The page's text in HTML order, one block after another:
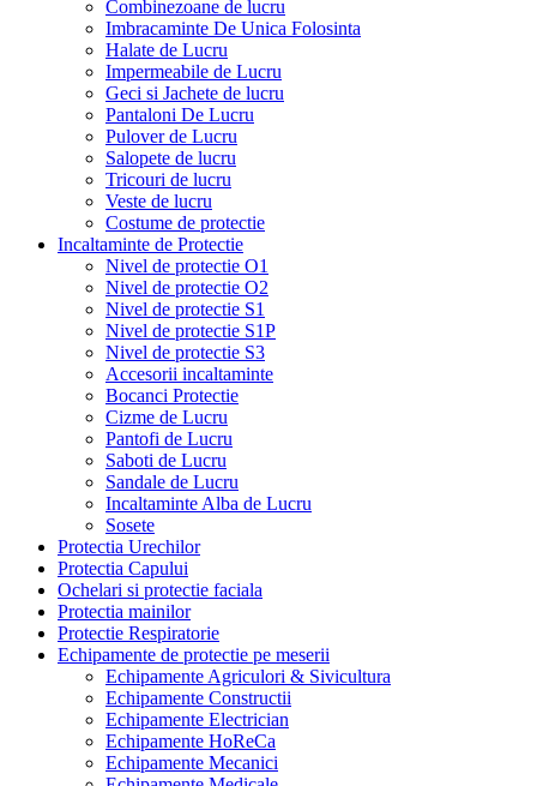
Combinezoane de lucru
Imbracaminte De Unica Folosinta
Halate de Lucru
Impermeabile de Lucru
Geci si Jachete de lucru
Pantaloni De Lucru
Pulover de Lucru
Salopete de lucru
Tricouri de lucru
Veste de lucru
Costume de protectie
Incaltaminte de Protectie
Nivel de protectie O1
Nivel de protectie O2
Nivel de protectie S1
Nivel de protectie S1P
Nivel de protectie S3
Accesorii incaltaminte
Bocanci Protectie
Cizme de Lucru
Pantofi de Lucru
Saboti de Lucru
Sandale de Lucru
Incaltaminte Alba de Lucru
Sosete
Protectia Urechilor
Protectia Capului
Ochelari si protectie faciala
Protectia mainilor
Protectie Respiratorie
Echipamente de protectie pe meserii
Echipamente Agriculori & Sivicultura
Echipamente Constructii
Echipamente Electrician
Echipamente HoReCa
Echipamente Mecanici